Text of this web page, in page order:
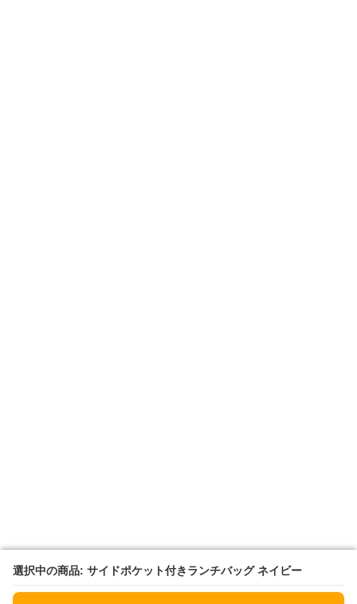
選択中の商品: サイドポケット付きランチバッグ ネイビー
選択中の商品: サイドポケット付きランチバッグ ネイビー